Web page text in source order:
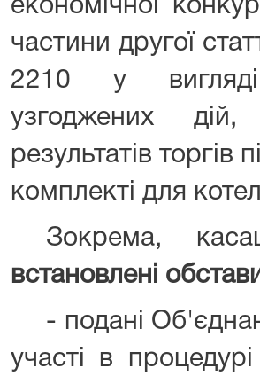
економічної
частини другої
2210 у вигляді
узгоджених
результатів торгів
комплекті для
Зокрема,
встановлені
- подані
участі в